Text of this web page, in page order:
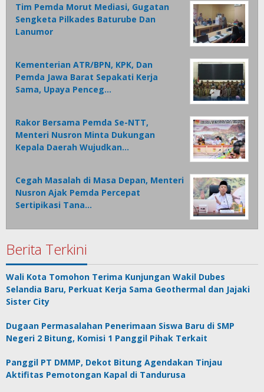
Tim Pemda Morut Mediasi, Gugatan
Sengketa Pilkades Baturube Dan
Lanumor
Kementerian ATR/BPN, KPK, Dan
Pemda Jawa Barat Sepakati Kerja
Sama, Upaya Penceg…
Rakor Bersama Pemda Se-NTT,
Menteri Nusron Minta Dukungan
Kepala Daerah Wujudkan…
Cegah Masalah di Masa Depan, Menteri
Nusron Ajak Pemda Percepat
Sertipikasi Tana…
Berita Terkini
Wali Kota Tomohon Terima Kunjungan Wakil Dubes
Selandia Baru, Perkuat Kerja Sama Geothermal dan Jajaki
Sister City
Dugaan Permasalahan Penerimaan Siswa Baru di SMP
Negeri 2 Bitung, Komisi 1 Panggil Pihak Terkait
Panggil PT DMMP, Dekot Bitung Agendakan Tinjau
Aktifitas Pemotongan Kapal di Tandurusa